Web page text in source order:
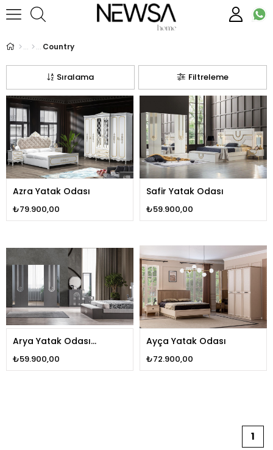
Country
Filtreleme
Sıralama
Azra Yatak Odası
₺79.900,00
Safir Yatak Odası
₺59.900,00
Arya Yatak Odası
antrasit
₺59.900,00
Ayça Yatak Odası
₺72.900,00
1